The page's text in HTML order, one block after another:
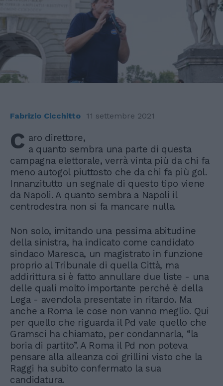
Fabrizio Cicchitto 11 settembre 2021
C aro direttore,
a quanto sembra una parte di questa
campagna elettorale, verrà vinta più da chi fa
meno autogol piuttosto che da chi fa più gol.
Innanzitutto un segnale di questo tipo viene
da Napoli. A quanto sembra a Napoli il
centrodestra non si fa mancare nulla.
Non solo, imitando una pessima abitudine
della sinistra, ha indicato come candidato
sindaco Maresca, un magistrato in funzione
proprio al Tribunale di quella Città, ma
addirittura si è fatto annullare due liste - una
delle quali molto importante perché è della
Lega - avendola presentate in ritardo. Ma
anche a Roma le cose non vanno meglio. Qui
per quello che riguarda il Pd vale quello che
Gramsci ha chiamato, per condannarla, “la
boria di partito”. A Roma il Pd non poteva
pensare alla alleanza coi grillini visto che la
Raggi ha subito confermato la sua
candidatura.